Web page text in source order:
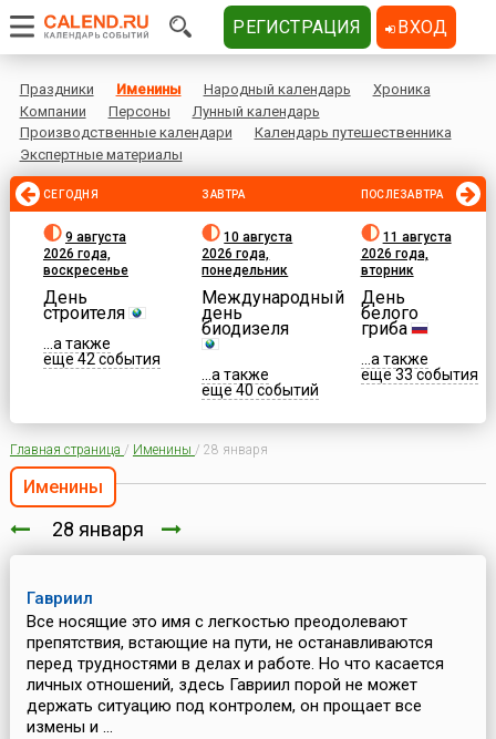
Праздники Именины Народный календарь
Хроника
Компании
Персоны
Лунный календарь
Производственные календари
Календарь путешественника
Экспертные материалы
СЕГОДНЯ
9 августа
2026 года,
воскресенье
День
строителя
...а также
еще 42 события
ЗАВТРА
10 августа
2026 года,
понедельник
Международный
день
биодизеля
...а также
еще 40 событий
ПОСЛЕЗАВТРА
11 августа
2026 года,
вторник
День
белого
гриба
...а также
еще 33 события
Главная страница / Именины / 28 января
Именины
28 января
Гавриил
Все носящие это имя с легкостью преодолевают
препятствия, встающие на пути, не останавливаются
перед трудностями в делах и работе. Но что касается
личных отношений, здесь Гавриил порой не может
держать ситуацию под контролем, он прощает все
измены и ...
РЕГИСТРАЦИЯ ВХОД